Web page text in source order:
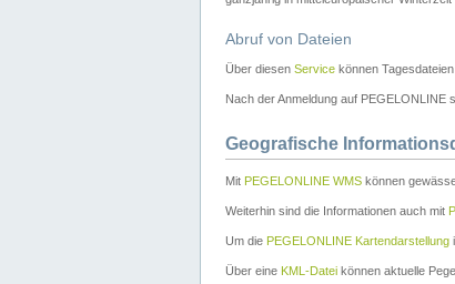
Abruf von Dateien
Über diesen Service können
Nach der Anmeldung auf PEGELONLINE
Geografische
Mit PEGELONLINE WMS können
Weiterhin sind die Informationen auch mit
Um die PEGELONLINE Kartendarstellung
Über eine KML-Datei können aktuelle